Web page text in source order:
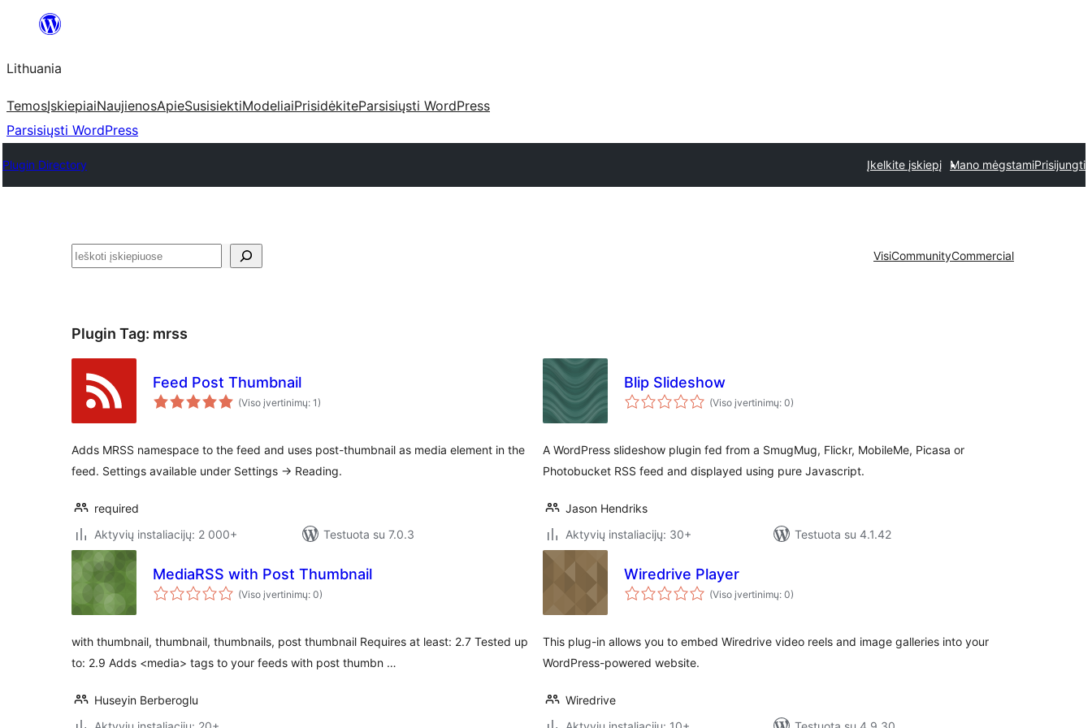
turinio
Lithuania
TemosĮskiepiaiNaujienosApieSusisiektiModeliaiPrisidėkiteParsisiųsti WordPress
Parsisiųsti WordPress
Plugin Directory Įkelkite įskiepį Mano mėgstamiPrisijungti
Paieška VisiCommunityCommercial
Plugin Tag: mrss
Feed Post Thumbnail
(Viso įvertinimų: 1)
Adds MRSS namespace to the feed and uses post-thumbnail as media element in the
feed. Settings available under Settings -> Reading.
required
Aktyvių instaliacijų: 2 000+
Testuota su 7.0.3
Blip Slideshow
(Viso įvertinimų: 0)
A WordPress slideshow plugin fed from a SmugMug, Flickr, MobileMe, Picasa or
Photobucket RSS feed and displayed using pure Javascript.
Jason Hendriks
Aktyvių instaliacijų: 30+
Testuota su 4.1.42
MediaRSS with Post Thumbnail
(Viso įvertinimų: 0)
with thumbnail, thumbnail, thumbnails, post thumbnail Requires at least: 2.7 Tested up
to: 2.9 Adds <media> tags to your feeds with post thumbn …
Huseyin Berberoglu
Wiredrive Player
(Viso įvertinimų: 0)
This plug-in allows you to embed Wiredrive video reels and image galleries into your
WordPress-powered website.
Wiredrive